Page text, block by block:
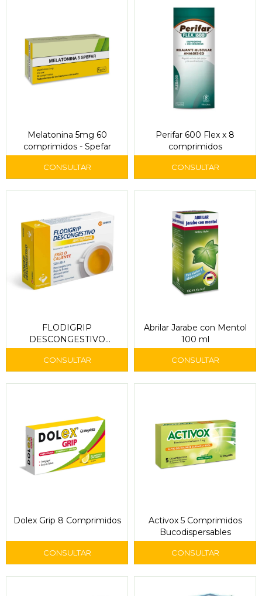
Melatonina 5mg 60
comprimidos - Spefar
Perifar 600 Flex x 8
comprimidos
FLODIGRIP
DESCONGESTIVO
SOLUBLE 5 Sobres (frío o
caliente)
Abrilar Jarabe con Mentol
100 ml
Dolex Grip 8 Comprimidos
Activox 5 Comprimidos
Bucodispersables